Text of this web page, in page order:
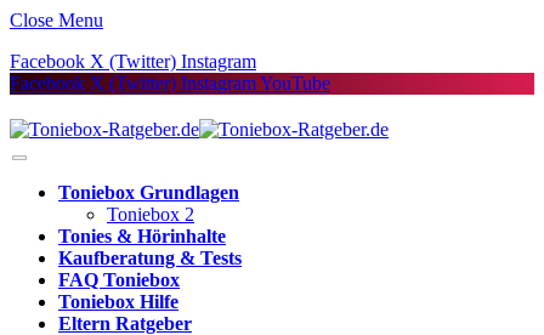
Close Menu
Facebook X (Twitter) Instagram
Facebook X (Twitter) InstagramYouTube
Toniebox Grundlagen
Toniebox 2
Tonies & Hörinhalte
Kaufberatung & Tests
FAQ Toniebox
Toniebox Hilfe
Eltern Ratgeber